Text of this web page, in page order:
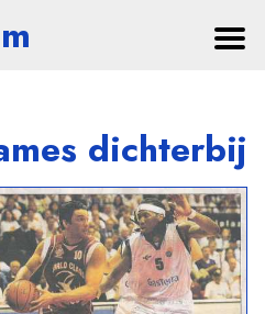
dichterbij